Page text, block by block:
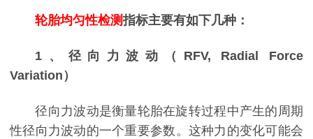
轮胎均匀性检测指标主要有如下几种：
1、径向力波动（RFV, Radial Force
Variation）
径向力波动是衡量轮胎在旋转过程中产生的周期
性径向力波动的一个重要参数。这种力的变化可能会